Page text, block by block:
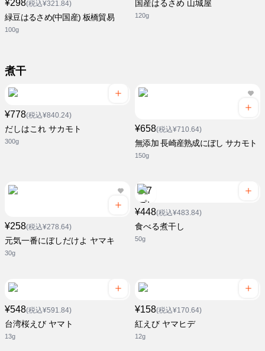
¥298(税込¥321.84)
緑豆はるさめ(中国産) 板橋貿易
100g
国産はるさめ 山城屋
120g
煮干
¥778(税込¥840.24)
だしはこれ サカモト
300g
¥658(税込¥710.64)
無添加 長崎産熟成にぼし サカモト
150g
¥258(税込¥278.64)
元気一番にぼしだけよ ヤマキ
30g
¥448(税込¥483.84)
食べる煮干し
50g
¥548(税込¥591.84)
台湾桜えび ヤマト
13g
¥158(税込¥170.64)
紅えび ヤマヒデ
12g